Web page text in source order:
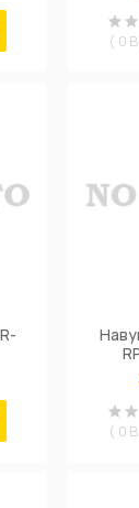
( 0
( 0